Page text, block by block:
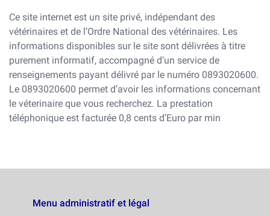
Ce site internet est un site privé, indépendant des
vétérinaires et de l’Ordre National des vétérinaires. Les
informations disponibles sur le site sont délivrées à titre
purement informatif, accompagné d’un service de
renseignements payant délivré par le numéro 0893020600.
Le 0893020600 permet d’avoir les informations concernant
le véterinaire que vous recherchez. La prestation
téléphonique est facturée 0,8 cents d’Euro par min
Menu administratif et légal